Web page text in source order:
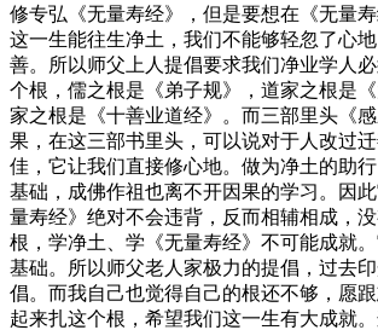
修专弘《无量寿经》，但是要想在《无量寿
这一生能往生净土，我们不能够轻忽了心
善。所以师父上人提倡要求我们净业学人
个根，儒之根是《弟子规》，道家之根是
家之根是《十善业道经》。而三部里头《
果，在这三部书里头，可以说对于人改过
佳，它让我们直接修心地。做为净土的助
基础，成佛作祖也离不开因果的学习。因
量寿经》绝对不会违背，反而相辅相成，
根，学净土、学《无量寿经》不可能成就
基础。所以师父老人家极力的提倡，过去
倡。而我自己也觉得自己的根还不够，愿
起来扎这个根，希望我们这一生有大成就